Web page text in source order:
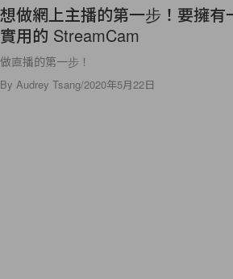
想做網上主播的第一步！要擁有
實用的 StreamCam
做直播的第一步！
By Audrey Tsang/2020年5月22日